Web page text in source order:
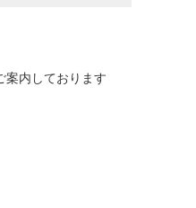
案内しております